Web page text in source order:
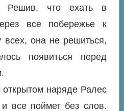
Решив, что ехать в
все побережье к
всех, она не решиться,
появиться перед
наряде Ралес
и все поймет без слов.